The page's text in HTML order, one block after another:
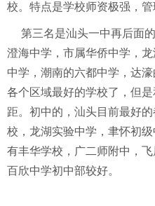
校。特点是学校师资极强，管
第三名是汕头一中再后面
澄海中学，市属华侨中学，
中学，潮南的六都中学，达
各个区域最好的学校了，但
距。初中的，汕头目前最好
校，龙湖实验中学，聿怀初
有丰华学校，广二师附中，
百欣中学初中部较好。